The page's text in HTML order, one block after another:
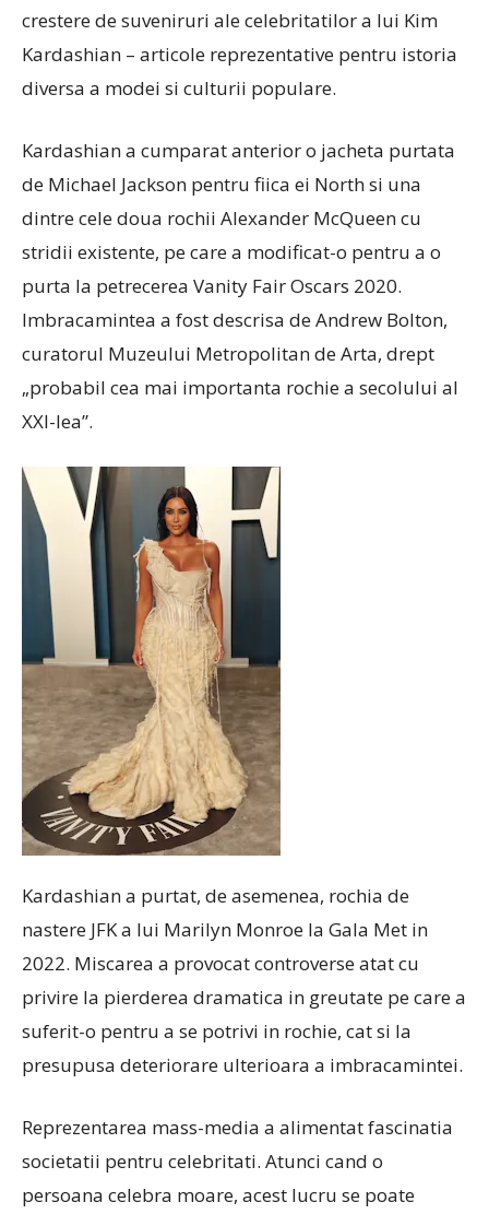
crestere de suveniruri ale celebritatilor a lui Kim
Kardashian – articole reprezentative pentru istoria
diversa a modei si culturii populare.
Kardashian a cumparat anterior o jacheta purtata
de Michael Jackson pentru fiica ei North si una
dintre cele doua rochii Alexander McQueen cu
stridii existente, pe care a modificat-o pentru a o
purta la petrecerea Vanity Fair Oscars 2020.
Imbracamintea a fost descrisa de Andrew Bolton,
curatorul Muzeului Metropolitan de Arta, drept
„probabil cea mai importanta rochie a secolului al
XXI-lea”.
Kardashian a purtat, de asemenea, rochia de
nastere JFK a lui Marilyn Monroe la Gala Met in
2022. Miscarea a provocat controverse atat cu
privire la pierderea dramatica in greutate pe care a
suferit-o pentru a se potrivi in rochie, cat si la
presupusa deteriorare ulterioara a imbracamintei.
Reprezentarea mass-media a alimentat fascinatia
societatii pentru celebritati. Atunci cand o
persoana celebra moare, acest lucru se poate